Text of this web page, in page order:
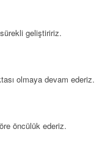
geliştiririz.
olmaya devam ederiz.
öncülük ederiz.